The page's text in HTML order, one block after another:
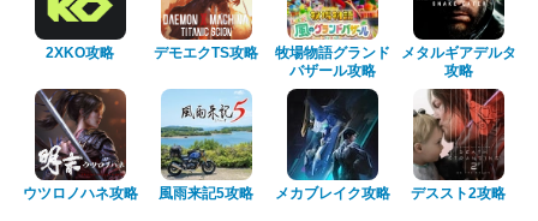
2XKO攻略 デモエクTS攻略
牧場物語グランド
バザール攻略
メタルギアデルタ
攻略
ウツロノハネ攻略 風雨来記5攻略 メカブレイク攻略 デススト2攻略